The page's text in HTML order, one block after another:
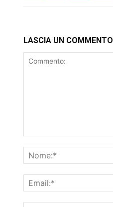
LASCIA UN COMMENTO